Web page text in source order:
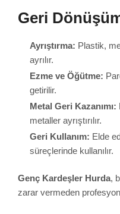
Geri
Ayrıştırma: Plastik,
ayrılır.
Ezme ve Öğütme:
getirilir.
Metal Geri Kazanımı:
metaller ayrıştırılır.
Geri Kullanım: Elde
süreçlerinde kullanılır.
Genç Kardeşler Hurda,
zarar vermeden